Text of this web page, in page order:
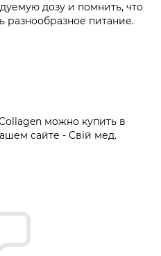
дозу и помнить, что
разнообразное питание.
можно купить в
сайте - Свій мед.